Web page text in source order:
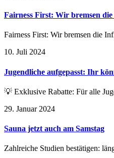
Fairness First: Wir bremsen
Fairness First: Wir bremsen die
10. Juli 2024
Jugendliche aufgepasst: Ihr
💡 Exklusive Rabatte: Für alle
29. Januar 2024
Sauna jetzt auch am Samstag
Zahlreiche Studien bestätigen: